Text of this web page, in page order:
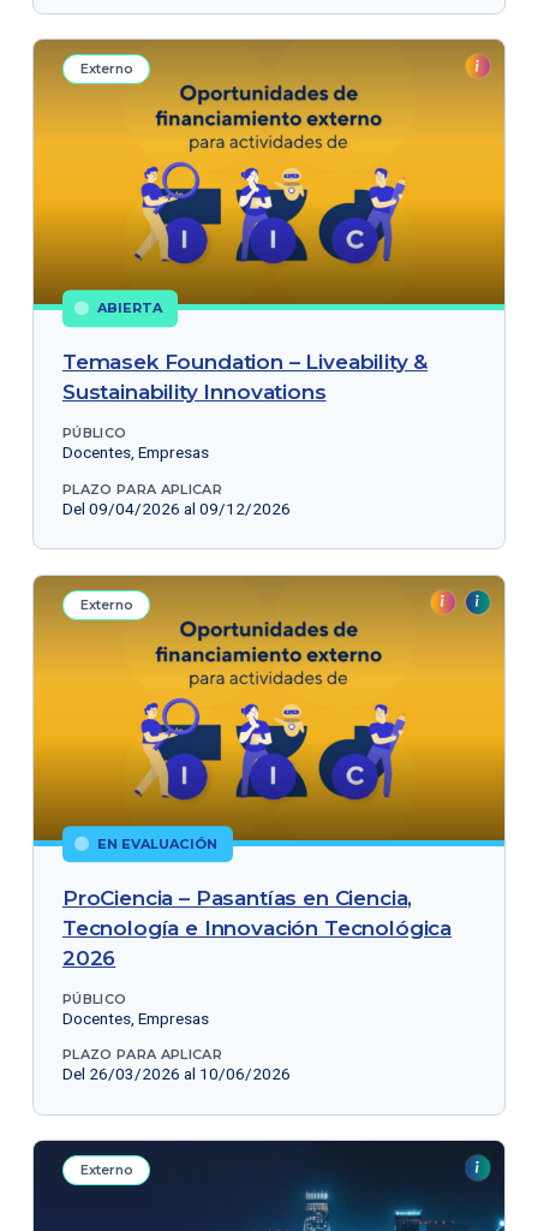
Externo
ABIERTA
Temasek Foundation – Liveability &
Sustainability Innovations
PÚBLICO
Docentes, Empresas
PLAZO PARA APLICAR
Del 09/04/2026 al 09/12/2026
Externo
EN EVALUACIÓN
ProCiencia – Pasantías en Ciencia,
Tecnología e Innovación Tecnológica
2026
PÚBLICO
Docentes, Empresas
PLAZO PARA APLICAR
Del 26/03/2026 al 10/06/2026
Externo